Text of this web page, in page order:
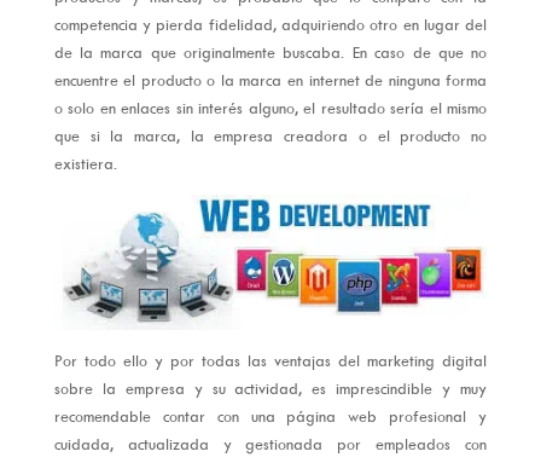
competencia y pierda fidelidad, adquiriendo otro en lugar del
de la marca que originalmente buscaba. En caso de que no
encuentre el producto o la marca en internet de ninguna forma
o solo en enlaces sin interés alguno, el resultado sería el mismo
que si la marca, la empresa creadora o el producto no
existiera.
Por todo ello y por todas las ventajas del marketing digital
sobre la empresa y su actividad, es imprescindible y muy
recomendable contar con una página web profesional y
cuidada, actualizada y gestionada por empleados con